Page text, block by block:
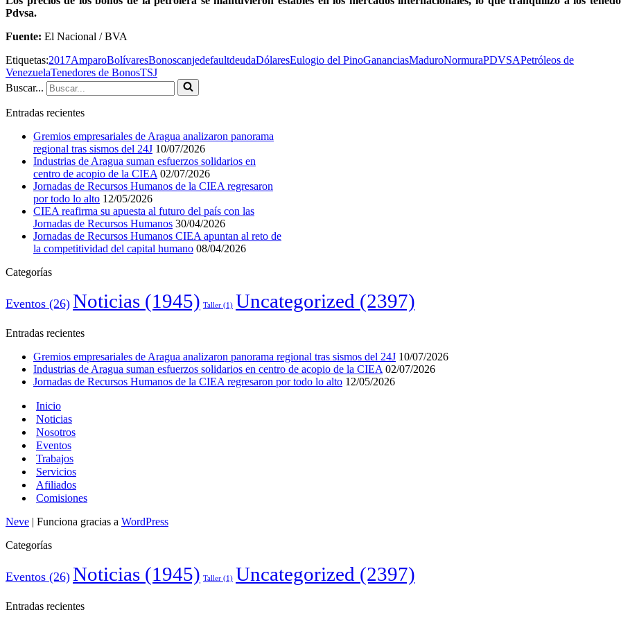
Pdvsa.
Fuente: El Nacional / BVA
Etiquetas:2017AmparoBolívaresBonoscanjedefaultdeudaDólaresEulogio del PinoGananciasMaduroNormuraPDVSAPetróleos de
VenezuelaTenedores de BonosTSJ
Buscar...
Entradas recientes
Gremios empresariales de Aragua analizaron panorama
regional tras sismos del 24J 10/07/2026
Industrias de Aragua suman esfuerzos solidarios en
centro de acopio de la CIEA 02/07/2026
Jornadas de Recursos Humanos de la CIEA regresaron
por todo lo alto 12/05/2026
CIEA reafirma su apuesta al futuro del país con las
Jornadas de Recursos Humanos 30/04/2026
Jornadas de Recursos Humanos CIEA apuntan al reto de
la competitividad del capital humano 08/04/2026
Categorías
Eventos (26) Noticias (1945) Taller (1) Uncategorized (2397)
Entradas recientes
Gremios empresariales de Aragua analizaron panorama regional tras sismos del 24J 10/07/2026
Industrias de Aragua suman esfuerzos solidarios en centro de acopio de la CIEA 02/07/2026
Jornadas de Recursos Humanos de la CIEA regresaron por todo lo alto 12/05/2026
Inicio
Noticias
Nosotros
Eventos
Trabajos
Servicios
Afiliados
Comisiones
Neve | Funciona gracias a WordPress
Categorías
Eventos (26) Noticias (1945) Taller (1) Uncategorized (2397)
Entradas recientes